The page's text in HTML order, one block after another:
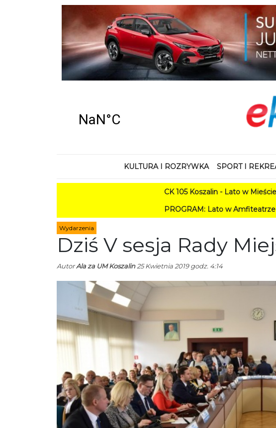
KULTURA I ROZRYWKA SPORT I
CK 105 Koszalin - Lato w Mieście
PROGRAM: Lato w Amfiteatrze 2026.
Wydarzenia
Dziś V sesja Rady
AutorAla za UM Koszalin25 Kwietnia 2019 godz. 4:14